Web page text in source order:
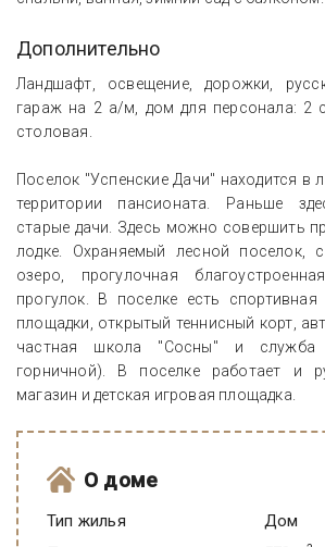
Дополнительно
Ландшафт, освещение, дорожки,
гараж на 2 а/м, дом для персонала: 2
столовая.
Поселок "Успенские Дачи" находится в
территории пансионата. Раньше
старые дачи. Здесь можно совершить
лодке. Охраняемый лесной поселок,
озеро, прогулочная
прогулок. В поселке есть спортивная
площадки, открытый теннисный корт,
частная школа "Сосны" и служба
горничной). В поселке работает и
магазин и детская игровая площадка.
О доме
Тип жилья
Дом